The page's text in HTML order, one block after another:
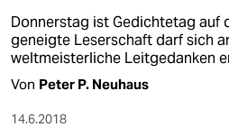
Donnerstag ist Gedichtetag auf
geneigte Leserschaft darf sich
weltmeisterliche Leitgedanken
Von Peter P. Neuhaus
14.6.2018